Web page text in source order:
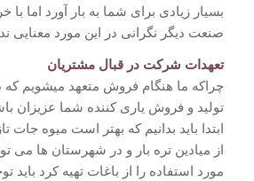
بسیار زیادی برای شما به بار آورد اما با
صنعت دیگر نگرانی در این مورد معنایی
تعهدات شرکت در قبال مشتریان
چراکه ما هنگام فروش متعهد میشویم
تولید و فروش یاری کننده شما عزیزان
ابتدا باید بدانیم که بهتر است میوه جات
از میادین تره بار و در شهرستان ها می
مورد استفاده را از باغات تهیه کرد